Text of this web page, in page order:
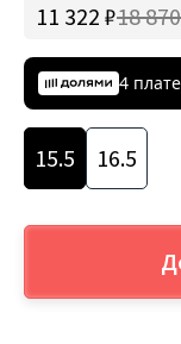
11 322 ₽18
4
15.5 16.5